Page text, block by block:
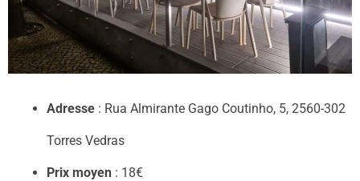
Adresse : Rua Almirante Gago Coutinho, 5, 2560-302
Torres Vedras
Prix moyen : 18€